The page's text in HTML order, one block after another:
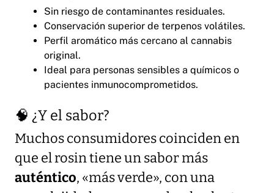
Sin riesgo de contaminantes residuales.
Conservación superior de terpenos volátiles.
Perfil aromático más cercano al cannabis
original.
Ideal para personas sensibles a químicos o
pacientes inmunocomprometidos.
🧠 ¿Y el sabor?
Muchos consumidores coinciden en
que el rosin tiene un sabor más
auténtico, «más verde», con una